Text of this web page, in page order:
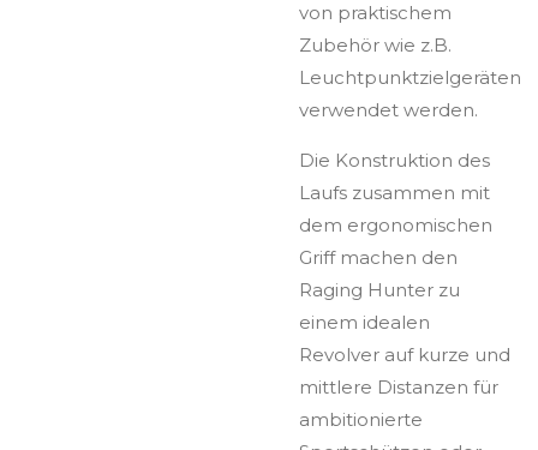
von praktischem
Zubehör wie z.B.
Leuchtpunktzielgeräten
verwendet werden.
Die Konstruktion des
Laufs zusammen mit
dem ergonomischen
Griff machen den
Raging Hunter zu
einem idealen
Revolver auf kurze und
mittlere Distanzen für
ambitionierte